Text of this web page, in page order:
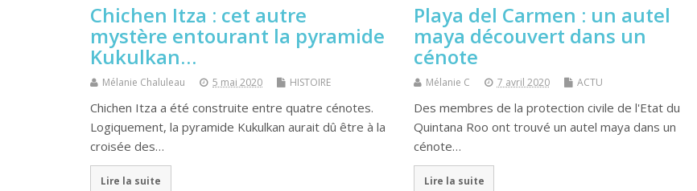
Chichen Itza : cet autre
mystère entourant la pyramide
Kukulkan…
Mélanie Chaluleau 5 mai 2020 HISTOIRE
Chichen Itza a été construite entre quatre cénotes.
Logiquement, la pyramide Kukulkan aurait dû être à la
croisée des…
Lire la suite
Playa del Carmen : un autel
maya découvert dans un
cénote
Mélanie C 7 avril 2020 ACTU
Des membres de la protection civile de l'Etat du
Quintana Roo ont trouvé un autel maya dans un
cénote…
Lire la suite